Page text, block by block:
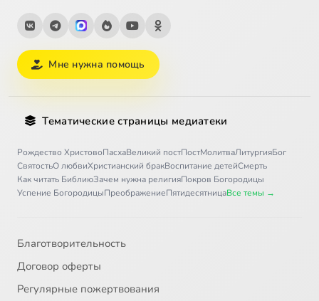
Мне нужна помощь
Тематические страницы медиатеки
Рождество ХристовоПасхаВеликий постПостМолитваЛитургияБог
СвятостьО любвиХристианский бракВоспитание детейСмерть
Как читать БиблиюЗачем нужна религияПокров Богородицы
Успение БогородицыПреображениеПятидесятницаВсе темы →
Благотворительность
Договор оферты
Регулярные пожертвования